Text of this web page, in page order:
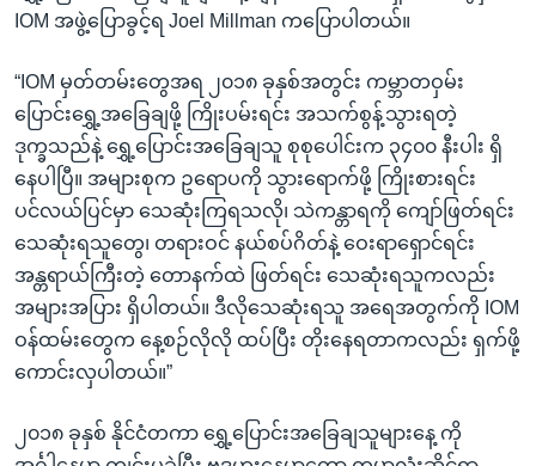
IOM အဖွဲ့ပြောခွင့်ရ Joel Millman ကပြောပါတယ်။
“IOM မှတ်တမ်းတွေအရ ၂၀၁၈ ခုနှစ်အတွင်း ကမ္ဘာတဝှမ်း
ပြောင်းရွှေ့အခြေချဖို့ ကြိုးပမ်းရင်း အသက်စွန့်သွားရတဲ့
ဒုက္ခသည်နဲ့ ရွှေ့ပြောင်းအခြေချသူ စုစုပေါင်းက ၃၄၀၀ နီးပါး ရှိ
နေပါပြီ။ အများစုက ဥရောပကို သွားရောက်ဖို့ ကြိုးစားရင်း
ပင်လယ်ပြင်မှာ သေဆုံးကြရသလို၊ သဲကန္တာရကို ကျော်ဖြတ်ရင်း
သေဆုံးရသူတွေ၊ တရားဝင် နယ်စပ်ဂိတ်နဲ့ ဝေးရာရှောင်ရင်း
အန္တရာယ်ကြီးတဲ့ တောနက်ထဲ ဖြတ်ရင်း သေဆုံးရသူကလည်း
အများအပြား ရှိပါတယ်။ ဒီလိုသေဆုံးရသူ အရေအတွက်ကို IOM
ဝန်ထမ်းတွေက နေ့စဉ်လိုလို ထပ်ပြီး တိုးနေရတာကလည်း ရှက်ဖို့
ကောင်းလှပါတယ်။”
၂၀၁၈ ခုနှစ် နိုင်ငံတကာ ရွှေ့ပြောင်းအခြေချသူများနေ့ ကို